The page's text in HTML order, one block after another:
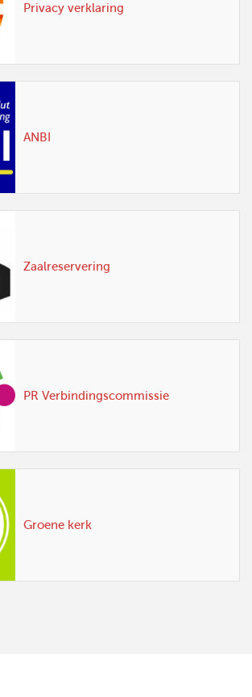
Privacy verklaring
ANBI
Zaalreservering
PR Verbindingscommissie
Groene kerk